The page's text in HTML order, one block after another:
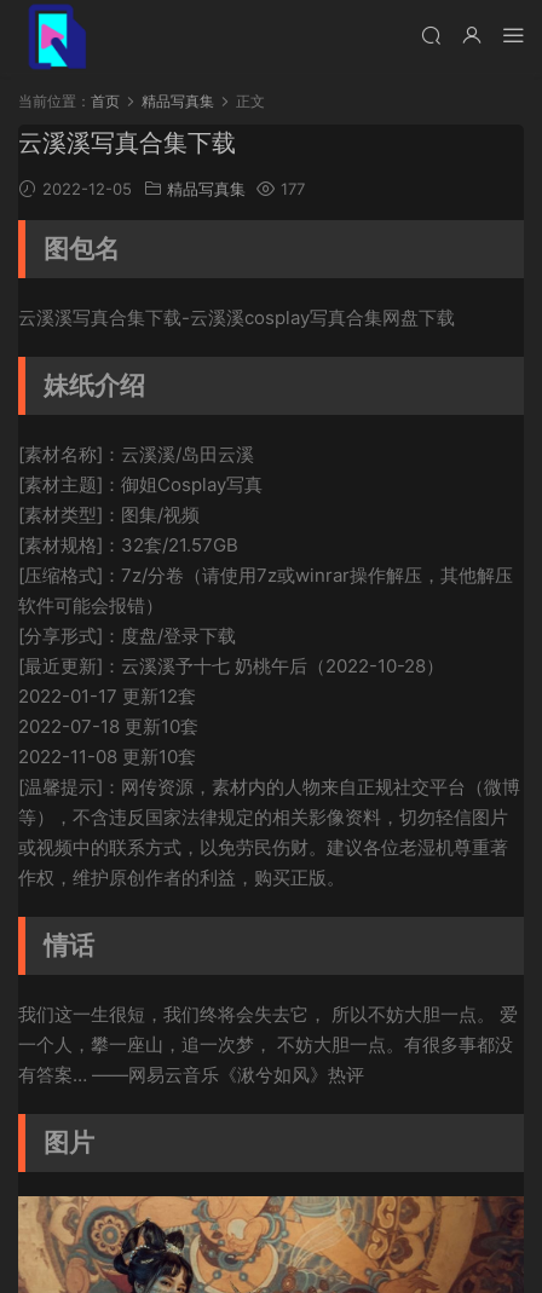
当前位置： 首页 精品写真集 正文
云溪溪写真合集下载
2022-12-05 精品写真集 177
图包名
云溪溪写真合集下载-云溪溪cosplay写真合集网盘下载
妹纸介绍
[素材名称]：云溪溪/岛田云溪
[素材主题]：御姐Cosplay写真
[素材类型]：图集/视频
[素材规格]：32套/21.57GB
[压缩格式]：7z/分卷（请使用7z或winrar操作解压，其他解压
软件可能会报错）
[分享形式]：度盘/登录下载
[最近更新]：云溪溪予十七 奶桃午后（2022-10-28）
2022-01-17 更新12套
2022-07-18 更新10套
2022-11-08 更新10套
[温馨提示]：网传资源，素材内的人物来自正规社交平台（微博
等），不含违反国家法律规定的相关影像资料，切勿轻信图片
或视频中的联系方式，以免劳民伤财。建议各位老湿机尊重著
作权，维护原创作者的利益，购买正版。
情话
我们这一生很短，我们终将会失去它， 所以不妨大胆一点。 爱
一个人，攀一座山，追一次梦， 不妨大胆一点。有很多事都没
有答案… ——网易云音乐《湫兮如风》热评
图片